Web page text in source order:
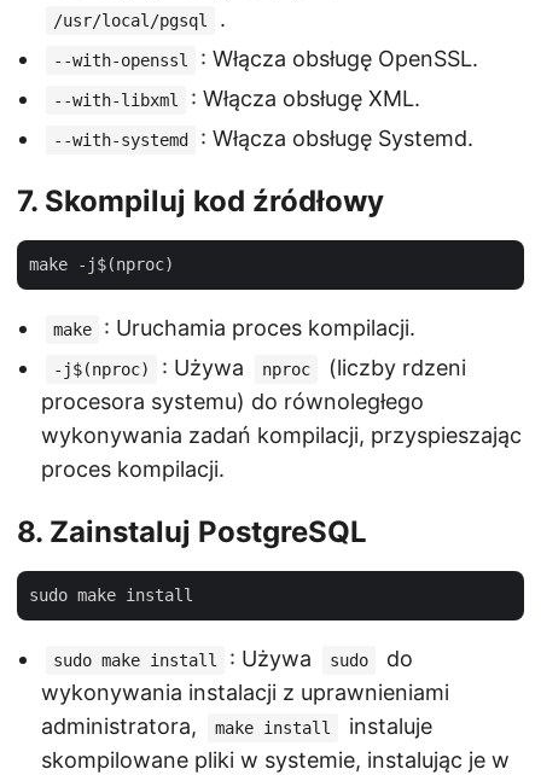
/usr/local/pgsql .
--with-openssl : Włącza obsługę OpenSSL.
--with-libxml : Włącza obsługę XML.
--with-systemd : Włącza obsługę Systemd.
7. Skompiluj kod źródłowy
make : Uruchamia proces kompilacji.
-j$(nproc) : Używa nproc
(liczby rdzeni
procesora systemu) do równoległego
wykonywania zadań kompilacji, przyspieszając
proces kompilacji.
8. Zainstaluj PostgreSQL
sudo make install : Używa sudo
do
wykonywania instalacji z uprawnieniami
administratora,
make install
instaluje
skompilowane pliki w systemie, instalując je w